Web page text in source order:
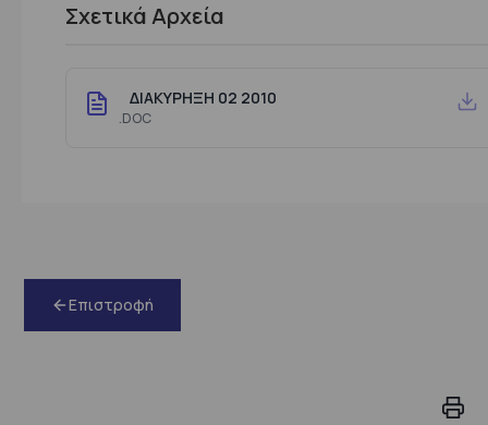
Σχετικά Αρχεία
ΔΙΑΚΥΡΗΞΗ 02 2010
.DOC
Επιστροφή